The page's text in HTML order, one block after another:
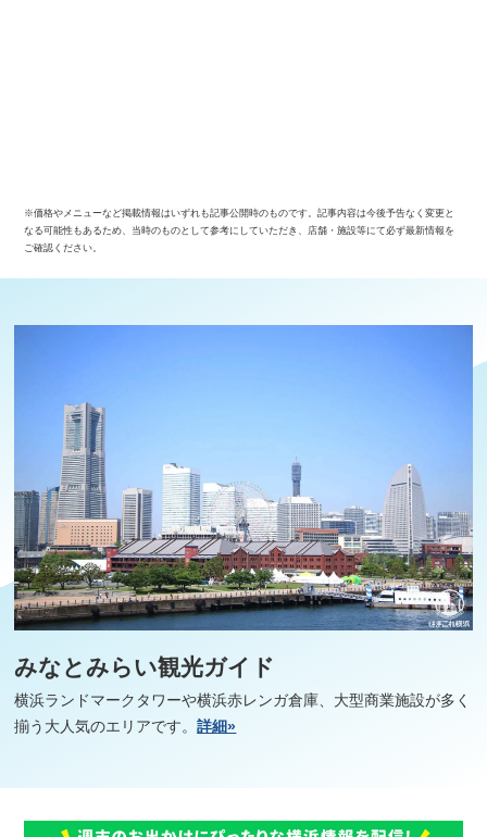
※価格やメニューなど掲載情報はいずれも記事公開時のものです。記事内容は今後予告なく変更と
なる可能性もあるため、当時のものとして参考にしていただき、店舗・施設等にて必ず最新情報を
ご確認ください。
みなとみらい観光ガイド
横浜ランドマークタワーや横浜赤レンガ倉庫、大型商業施設が多く
揃う大人気のエリアです。詳細»